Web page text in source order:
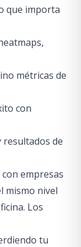
que importa
métricas de
con
resultados de
empresas
mismo nivel
Los
tu